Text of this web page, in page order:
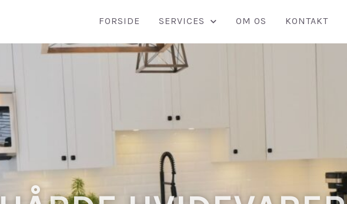
FORSIDE SERVICES OM OS KONTAKT